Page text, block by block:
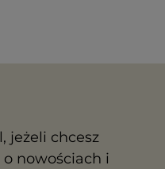
jeżeli chcesz
nowościach i